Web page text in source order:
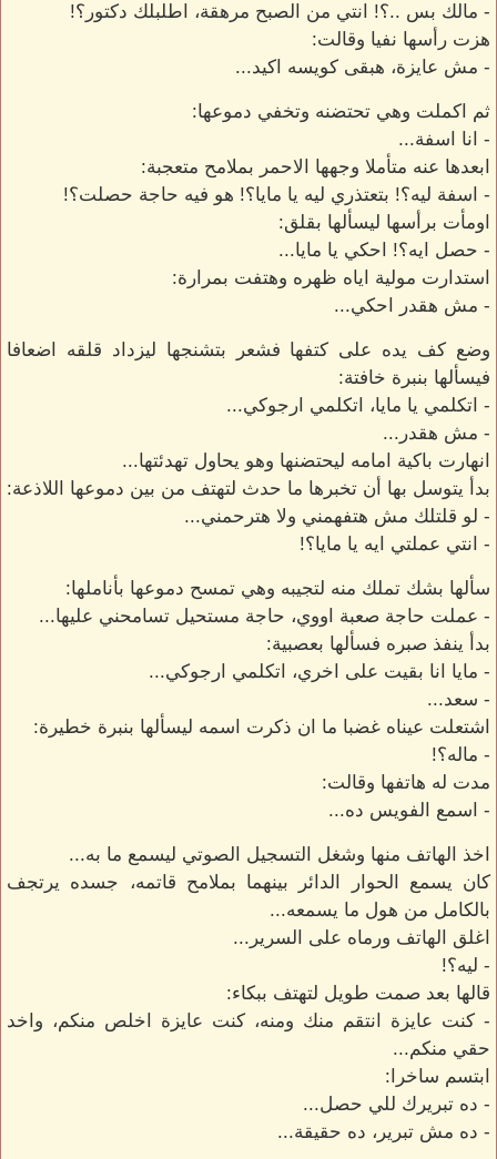
- مالك بس ..؟! انتي من الصبح مرهقة، اطلبلك دكتور؟!
هزت رأسها نفيا وقالت:
- مش عايزة، هبقى كويسه اكيد...
ثم اكملت وهي تحتضنه وتخفي دموعها:
- انا اسفة...
ابعدها عنه متأملا وجهها الاحمر بملامح متعجبة:
- اسفة ليه؟! بتعتذري ليه يا مايا؟! هو فيه حاجة حصلت؟!
اومأت برأسها ليسألها بقلق:
- حصل ايه؟! احكي يا مايا...
استدارت مولية اياه ظهره وهتفت بمرارة:
- مش هقدر احكي...
وضع كف يده على كتفها فشعر بتشنجها ليزداد قلقه اضعافا
فيسألها بنبرة خافتة:
- اتكلمي يا مايا، اتكلمي ارجوكي...
- مش هقدر...
انهارت باكية امامه ليحتضنها وهو يحاول تهدئتها...
بدأ يتوسل بها أن تخبرها ما حدث لتهتف من بين دموعها اللاذعة:
- لو قلتلك مش هتفهمني ولا هترحمني...
- انتي عملتي ايه يا مايا؟!
سألها بشك تملك منه لتجيبه وهي تمسح دموعها بأناملها:
- عملت حاجة صعبة اووي، حاجة مستحيل تسامحني عليها...
بدأ ينفذ صبره فسألها بعصبية:
- مايا انا بقيت على اخري، اتكلمي ارجوكي...
- سعد...
اشتعلت عيناه غضبا ما ان ذكرت اسمه ليسألها بنبرة خطيرة:
- ماله؟!
مدت له هاتفها وقالت:
- اسمع الفويس ده...
اخذ الهاتف منها وشغل التسجيل الصوتي ليسمع ما به...
كان يسمع الحوار الدائر بينهما بملامح قاتمه، جسده يرتجف
بالكامل من هول ما يسمعه...
اغلق الهاتف ورماه على السرير...
- ليه؟!
قالها بعد صمت طويل لتهتف ببكاء:
- كنت عايزة انتقم منك ومنه، كنت عايزة اخلص منكم، واخد
حقي منكم...
ابتسم ساخرا:
- ده تبريرك للي حصل...
- ده مش تبرير، ده حقيقة...